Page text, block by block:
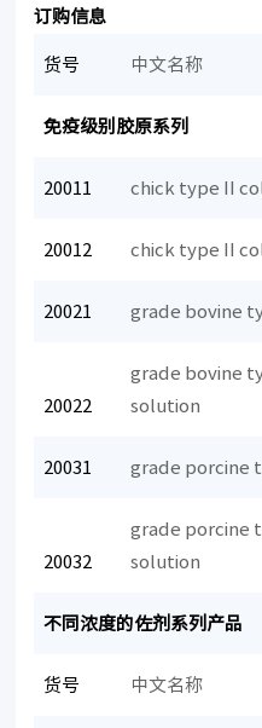
订购信息
货号 中文名称
免疫级别胶原系列
20011 chick type II
20012 chick type II
20021 grade bovine
20022
grade bovine
solution
20031 grade porcine
20032
grade porcine
solution
不同浓度的佐剂系列产品
货号 中文名称